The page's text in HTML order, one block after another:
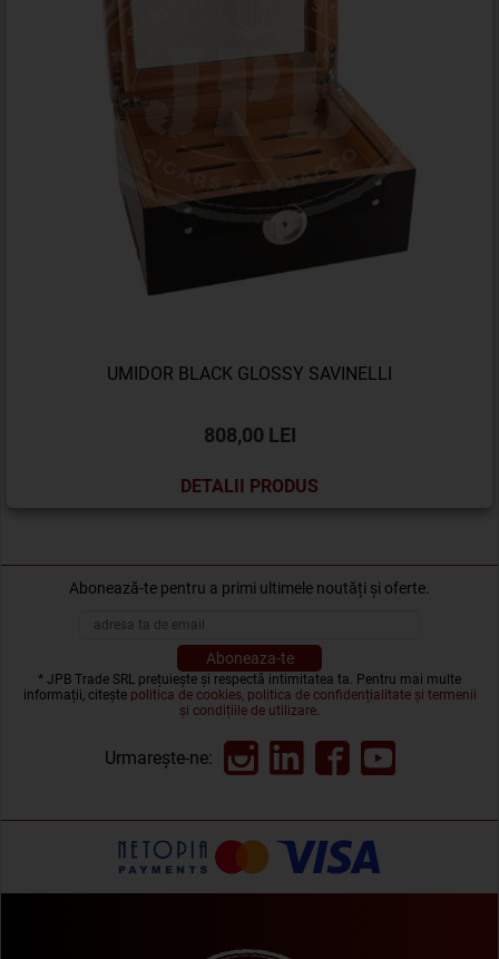
UMIDOR BLACK GLOSSY SAVINELLI
808,00 LEI
DETALII PRODUS
Abonează-te pentru a primi ultimele noutăți și oferte.
* JPB Trade SRL prețuiește și respectă intimitatea ta. Pentru mai multe
informații, citește politica de cookies, politica de confidențialitate și termenii
și condițiile de utilizare.
Urmarește-ne: